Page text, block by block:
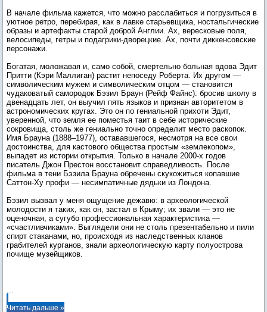
В начале фильма кажется, что можно расслабиться и погрузиться в
уютное ретро, перебирая, как в лавке старьевщика, ностальгические
образы и артефакты старой доброй Англии. Ах, вересковые поля,
велосипеды, гетры и подагрики-дворецкие. Ах, почти диккенсовские
персонажи.
Богатая, моложавая и, само собой, смертельно больная вдова Эдит
Притти (Кэри Маллиган) растит непоседу Роберта. Их другом —
символическим мужем и символическим отцом — становится
чудаковатый самородок Бэзил Браун (Рейф Файнс): бросив школу в
двенадцать лет, он выучил пять языков и признан авторитетом в
астрономических кругах. Это он по гениальной прихоти Эдит,
уверенной, что земля ее поместья таит в себе исторические
сокровища, столь же гениально точно определит место раскопок.
Имя Брауна (1888–1977), остававшегося, несмотря на все свои
достоинства, для кастового общества простым «землекопом»,
выпадет из истории открытия. Только в начале 2000-х годов
писатель Джон Престон восстановит справедливость. После
фильма в тени Бэзила Брауна обречены скукожиться копавшие
Саттон-Ху профи — несимпатичные дядьки из Лондона.
Бэзил вызвал у меня ощущение дежавю: в археологической
молодости я таких, как он, застал в Крыму; их звали — это не
оценочная, а сугубо профессиональная характеристика —
«счастливчиками». Выглядели они не столь презентабельно и пили
спирт стаканами, но, происходя из наследственных кланов
грабителей курганов, знали археологическую карту полуострова
почище музейщиков.
...
Читать дальше »